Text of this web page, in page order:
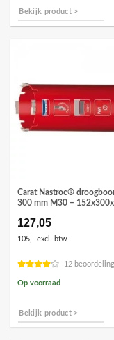
Bekijk product >
Carat Nastroc®
300 mm M30 –
127,05
105,- excl. btw
12
Op voorraad
Bekijk product >